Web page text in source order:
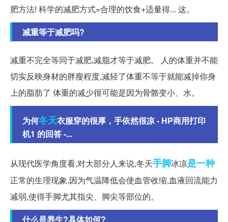
肥方法! 科学的减肥方式=合理的饮食+适量得... 这。
减重等于减肥吗?
减重不完全等同于减肥,减脂才等于减肥。 人的体重并不能
切实反映身材的胖瘦程度,减轻了体重不等于就能减掉你身
上的脂肪了 体重的减少很可能是因为骨骼变小、水。
为何冬天衣服穿的很厚，手依然很凉 - HP商用打印
机1 的回答 -...
从现代医学角度看,对大部分人来说,冬天手脚冰凉是一种
正常的生理现象,因为气温降低会使血管收缩,血液回流能力
减弱,使得手脚尤其指尖、脚尖等部位的。
什么是养生?具体如何?